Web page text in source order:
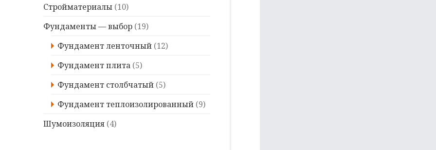
Стройматериалы (10)
Фундаменты — выбор (19)
Фундамент ленточный (12)
Фундамент плита (5)
Фундамент столбчатый (5)
Фундамент теплоизолированный (9)
Шумоизоляция (4)